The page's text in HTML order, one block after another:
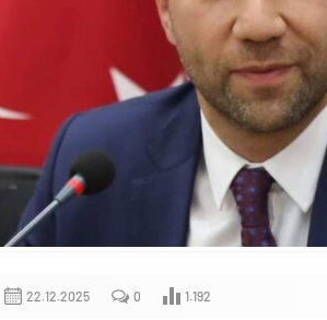
22.12.2025 0 1.192